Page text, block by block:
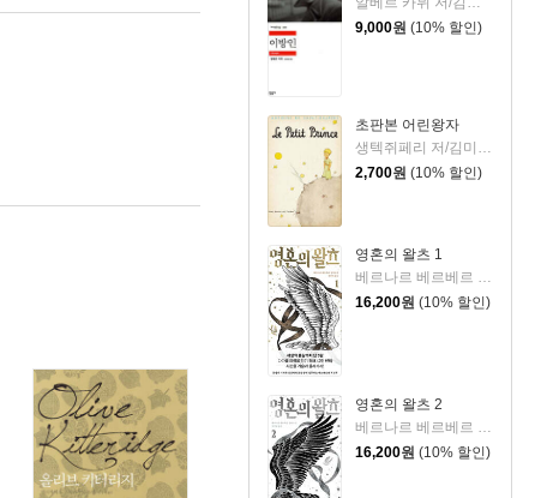
9,000원 (10% 할인)
초판본 어린왕자
생텍쥐페리 저/김미정 역
2,700원 (10% 할인)
영혼의 왈츠 1
16,200원 (10% 할인)
영혼의 왈츠 2
베르나르 베르베르 저/전미연 역
16,200원 (10% 할인)